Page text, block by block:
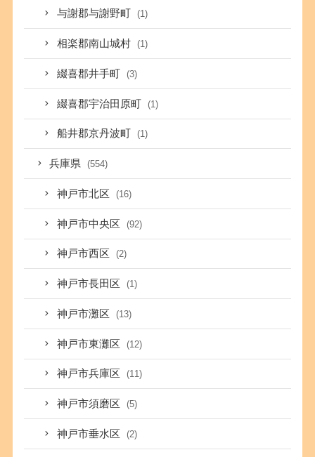
与謝郡与謝野町 (1)
相楽郡南山城村 (1)
綴喜郡井手町 (3)
綴喜郡宇治田原町 (1)
船井郡京丹波町 (1)
兵庫県 (554)
神戸市北区 (16)
神戸市中央区 (92)
神戸市西区 (2)
神戸市長田区 (1)
神戸市灘区 (13)
神戸市東灘区 (12)
神戸市兵庫区 (11)
神戸市須磨区 (5)
神戸市垂水区 (2)